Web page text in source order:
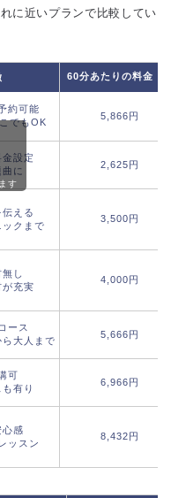
に近いプランで比較してい
60分あたりの料金
約可能
でもOK
5,866円
設定
に
2,625円
える
クまで
3,500円
し
が充実
4,000円
ース
大人まで
5,666円
可
有り
6,966円
心感
ッスン
8,432円
す